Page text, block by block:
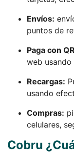
Envíos:
puntos de
Paga con
web
Recargas:
usando
Compras:
celulares,
Cobru